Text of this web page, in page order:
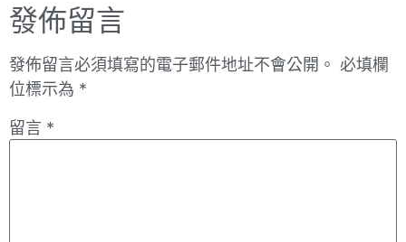
發佈留言
發佈留言必須填寫的電子郵件地址不會公開。 必填欄
位標示為 *
留言 *